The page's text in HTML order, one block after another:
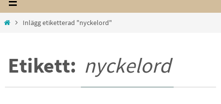
HomeInlägg etiketterad "nyckelord"
Etikett: nyckelord